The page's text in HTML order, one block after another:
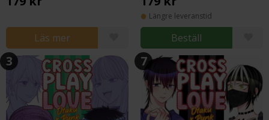
Läs mer
Längre leveranstid
Beställ
3 7